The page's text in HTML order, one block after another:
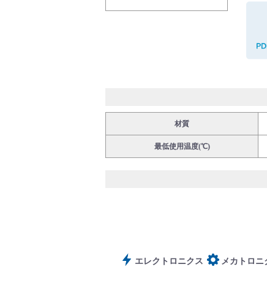
バルブ・継手・システムを探す
ダウンロード
材質
最低使用温度(℃)
エレクトロニクス メカトロニ